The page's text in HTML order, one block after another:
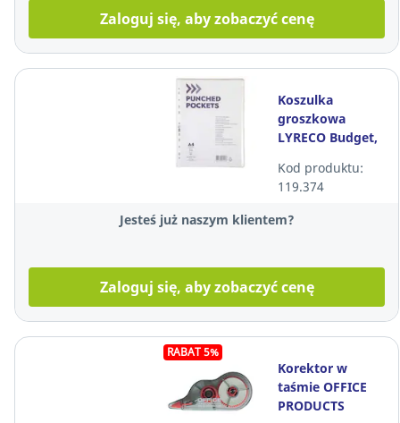
Zaloguj się, aby zobaczyć cenę
Koszulka
groszkowa
LYRECO Budget,
mikronów,
opakowanie 100
sztuk
Kod produktu:
119.374
Jesteś już naszym klientem?
Zaloguj się, aby zobaczyć cenę
RABAT 5%
Korektor w
taśmie OFFICE
PRODUCTS